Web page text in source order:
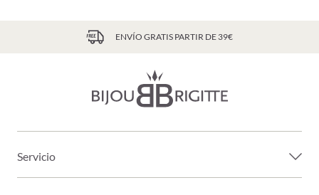
ENVÍO GRATIS PARTIR DE 39€
Servicio